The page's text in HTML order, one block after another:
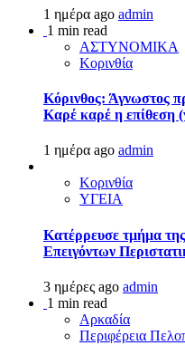
1 ημέρα ago admin
1 min read
ΑΣΤΥΝΟΜΙΚΑ
Κορινθία
Κόρινθος: Άγνωστος
Καρέ καρέ η επίθεση
1 ημέρα ago admin
Κορινθία
ΥΓΕΙΑ
Kατέρρευσε τμήμα
Επειγόντων
3 ημέρες ago admin
1 min read
Αρκαδία
Περιφέρεια